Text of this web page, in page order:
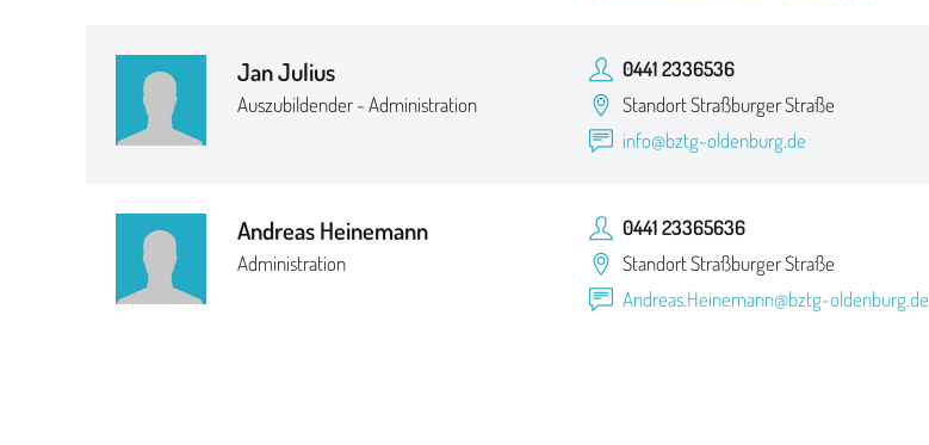
Jan Julius
Auszubildender - Administration
0441 2336536
Standort Straßburger Straße
info@bztg-oldenburg.de
Andreas Heinemann
Administration
0441 23365636
Standort Straßburger Straße
Andreas.Heinemann@bztg-oldenburg.de